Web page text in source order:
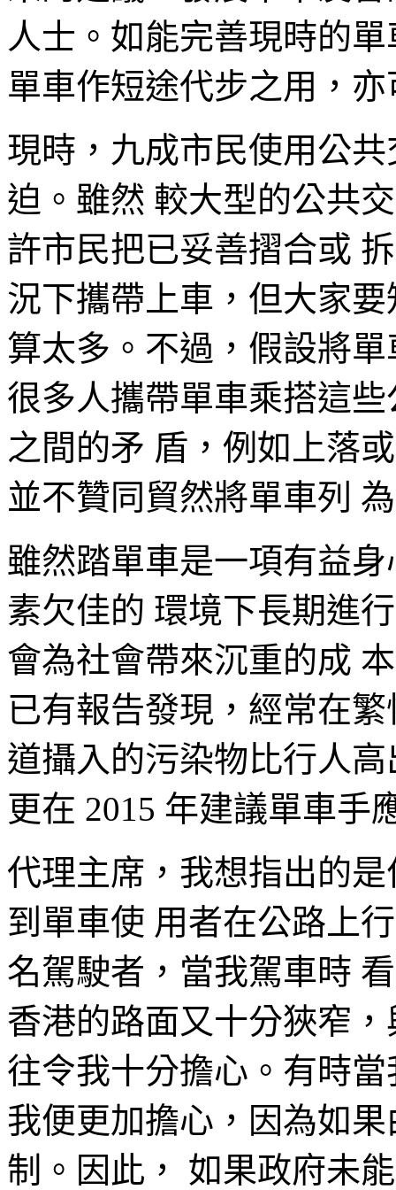
人士。如能完善現時的
單車作短途代步之用，
現時，九成市民使用公
迫。雖然 較大型的公共
許市民把已妥善摺合或
況下攜帶上車，但大家
算太多。不過，假設將
很多人攜帶單車乘搭這
之間的矛 盾，例如上落
並不贊同貿然將單車列
雖然踏單車是一項有益
素欠佳的 環境下長期進
會為社會帶來沉重的成
已有報告發現，經常在
道攝入的污染物比行人
更在 2015 年建議單車手
代理主席，我想指出的
到單車使 用者在公路上
名駕駛者，當我駕車時
香港的路面又十分狹窄
往令我十分擔心。有時
我便更加擔心，因為如
制。因此， 如果政府未